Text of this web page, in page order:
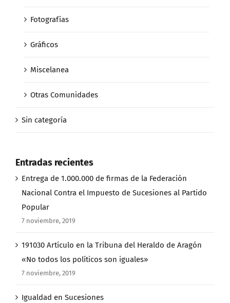
Fotografías
Gráficos
Miscelanea
Otras Comunidades
Sin categoría
Entradas recientes
Entrega de 1.000.000 de firmas de la Federación
Nacional Contra el Impuesto de Sucesiones al Partido
Popular
7 noviembre, 2019
191030 Artículo en la Tribuna del Heraldo de Aragón
«No todos los políticos son iguales»
7 noviembre, 2019
Igualdad en Sucesiones